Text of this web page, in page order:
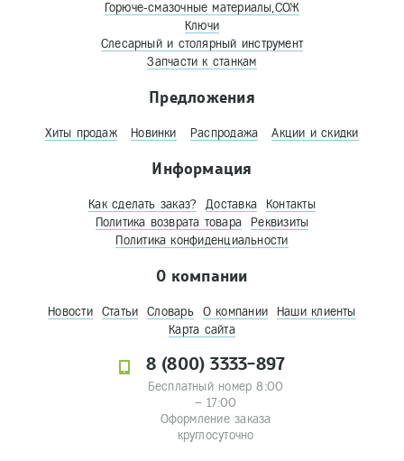
Горюче-смазочные материалы,СОЖ
Ключи
Слесарный и столярный инструмент
Запчасти к станкам
Предложения
Хиты продаж Новинки Распродажа Акции и скидки
Информация
Как сделать заказ? Доставка
Контакты
Политика возврата товара
Реквизиты
Политика конфиденциальности
О компании
Новости Статьи Словарь О компании
Наши клиенты
Карта сайта
8 (800) 3333-897
Бесплатный номер 8:00
– 17:00
Оформление заказа
круглосуточно